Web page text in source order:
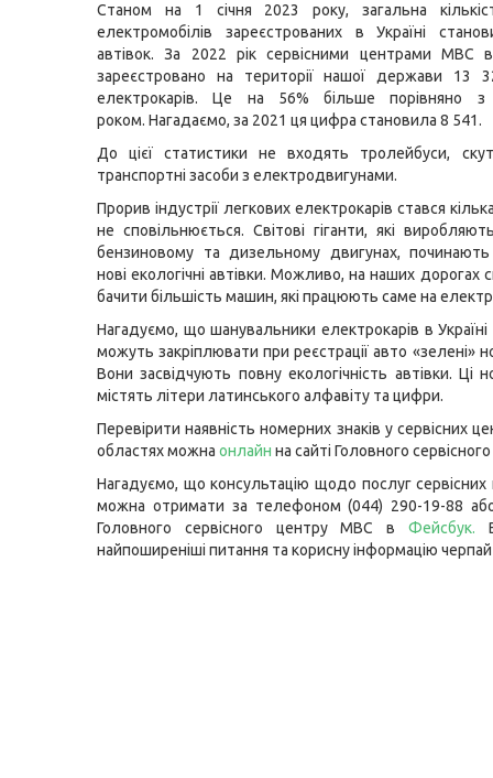
Станом на 1 січня 2023 року, загальна
електромобілів зареєстрованих в Україні
автівок. За 2022 рік сервісними центрами МВС
зареєстровано на території нашої держави 13
електрокарів. Це на 56% більше порівняно з
роком. Нагадаємо, за 2021 ця цифра становила 8 541.
До цієї статистики не входять тролейбуси,
транспортні засоби з електродвигунами.
Прорив індустрії легкових електрокарів стався
не сповільнюється. Світові гіганти, які
бензиновому та дизельному двигунах,
нові екологічні автівки. Можливо, на наших дорогах
бачити більшість машин, які працюють саме на
Нагадуємо, що шанувальники електрокарів в
можуть закріплювати при реєстрації авто «зелені»
Вони засвідчують повну екологічність автівки. Ці
містять літери латинського алфавіту та цифри.
Перевірити наявність номерних знаків у сервісних
областях можна онлайн на сайті Головного
Нагадуємо, що консультацію щодо послуг
можна отримати за телефоном (044) 290-19-88 або
Головного сервісного центру МВС в
Фейсбук.
найпоширеніші питання та корисну інформацію